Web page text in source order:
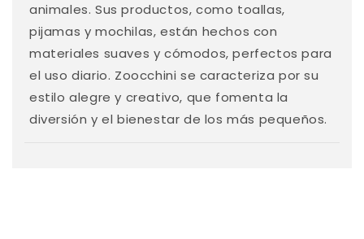
d
o
d
e
s
animales. Sus productos, como toallas,
pijamas y mochilas, están hechos con
materiales suaves y cómodos, perfectos para
el uso diario. Zoocchini se caracteriza por su
estilo alegre y creativo, que fomenta la
diversión y el bienestar de los más pequeños.